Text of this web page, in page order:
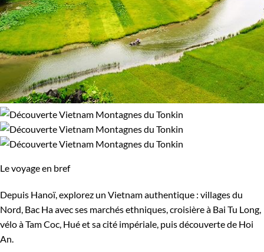
Le voyage en bref
Depuis Hanoï, explorez un Vietnam authentique : villages du
Nord, Bac Ha avec ses marchés ethniques, croisière à Bai Tu Long,
vélo à Tam Coc, Hué et sa cité impériale, puis découverte de Hoi
An.